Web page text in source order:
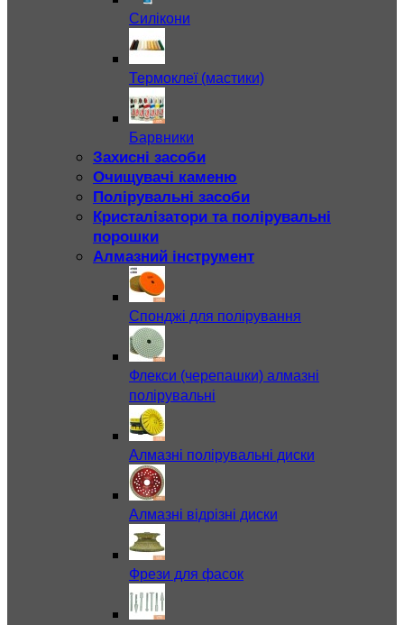
Силікони
Термоклеї (мастики)
Барвники
Захисні засоби
Очищувачі каменю
Полірувальні засоби
Кристалізатори та полірувальні
порошки
Алмазний інструмент
Спонджі для полірування
Флекси (черепашки) алмазні
полірувальні
Алмазні полірувальні диски
Алмазні відрізні диски
Фрези для фасок